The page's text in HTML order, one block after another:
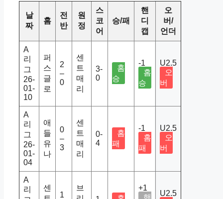
날
짜
홈
전
반
원
정
스
코
어
승/패
핸
디
캡
오
버/
언더
A
리
그
26-
01-
10
퍼
스
글
로
2
–
0
센
트
매
리
3-
0
홈
승
-1
홈
승
U2.5
오
버
A
리
그
26-
01-
04
애
들
유
나
0
–
3
센
트
매
리
0-
4
홈
패
-1
홈
패
U2.5
오
버
A
리
센
1
브
+1
핸
U2.5